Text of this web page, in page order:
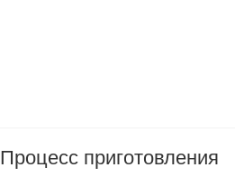
Процесс приготовления